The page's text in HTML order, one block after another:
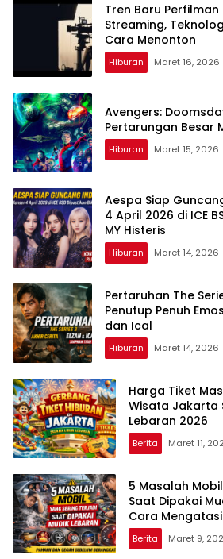
Tren Baru Perfilman
Streaming,
Cara Menonton
Hiburan Maret 16, 2026
Avengers:
Pertarungan Besar
Hiburan Maret 15, 2026
Aespa Siap
4 April 2026 di ICE
MY Histeris
Hiburan Maret 14, 2026
Pertaruhan The
Penutup Penuh
dan Ical
Hiburan Maret 14, 2026
Harga Tiket
Wisata Jakarta
Lebaran 2026
Berita Maret 11,
5 Masalah
Saat Dipakai
Cara
Berita Maret 9,